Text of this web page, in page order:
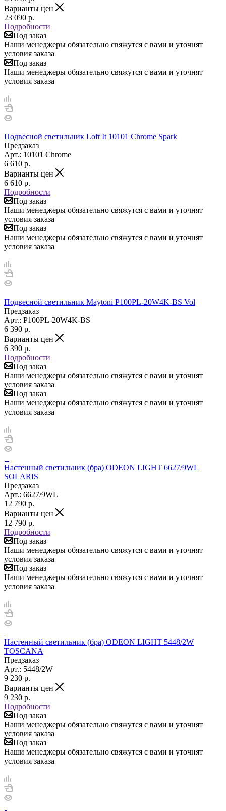
Варианты цен
23 090 р.
Подробности
Под заказ
Наши менеджеры обязательно свяжутся с вами и уточнят
условия заказа
Под заказ
Наши менеджеры обязательно свяжутся с вами и уточнят
условия заказа
Подвесной светильник Loft It 10101 Chrome Spark
Предзаказ
Арт.: 10101 Chrome
6 610 р.
Варианты цен
6 610 р.
Подробности
Под заказ
Наши менеджеры обязательно свяжутся с вами и уточнят
условия заказа
Под заказ
Наши менеджеры обязательно свяжутся с вами и уточнят
условия заказа
Подвесной светильник Maytoni P100PL-20W4K-BS Vol
Предзаказ
Арт.: P100PL-20W4K-BS
6 390 р.
Варианты цен
6 390 р.
Подробности
Под заказ
Наши менеджеры обязательно свяжутся с вами и уточнят
условия заказа
Под заказ
Наши менеджеры обязательно свяжутся с вами и уточнят
условия заказа
Настенный светильник (бра) ODEON LIGHT 6627/9WL
SOLARIS
Предзаказ
Арт.: 6627/9WL
12 790 р.
Варианты цен
12 790 р.
Подробности
Под заказ
Наши менеджеры обязательно свяжутся с вами и уточнят
условия заказа
Под заказ
Наши менеджеры обязательно свяжутся с вами и уточнят
условия заказа
Настенный светильник (бра) ODEON LIGHT 5448/2W
TOSCANA
Предзаказ
Арт.: 5448/2W
9 230 р.
Варианты цен
9 230 р.
Подробности
Под заказ
Наши менеджеры обязательно свяжутся с вами и уточнят
условия заказа
Под заказ
Наши менеджеры обязательно свяжутся с вами и уточнят
условия заказа